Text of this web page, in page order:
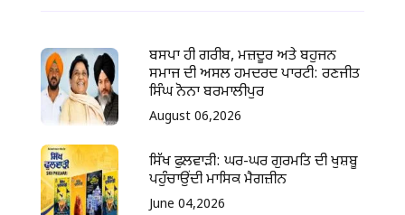
ਬਸਪਾ ਹੀ ਗਰੀਬ, ਮਜ਼ਦੂਰ ਅਤੇ ਬਹੁਜਨ
ਸਮਾਜ ਦੀ ਅਸਲ ਹਮਦਰਦ ਪਾਰਟੀ: ਰਣਜੀਤ
ਸਿੰਘ ਨੋਨਾ ਬਰਮਾਲੀਪੁਰ
August 06,2026
ਸਿੱਖ ਫੁਲਵਾੜੀ: ਘਰ-ਘਰ ਗੁਰਮਤਿ ਦੀ ਖੁਸ਼ਬੂ
ਪਹੁੰਚਾਉਂਦੀ ਮਾਸਿਕ ਮੈਗਜ਼ੀਨ
June 04,2026